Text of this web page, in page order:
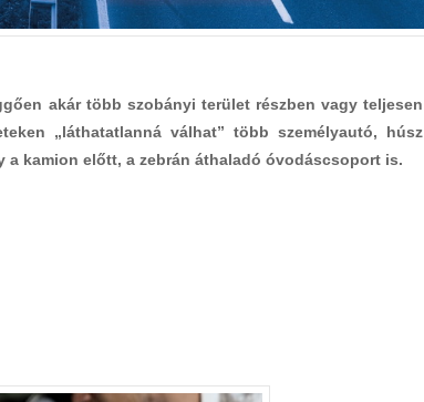
akár több szobányi terület részben vagy teljesen
„láthatatlanná válhat” több személyautó, húsz
kamion előtt, a zebrán áthaladó óvodáscsoport is.